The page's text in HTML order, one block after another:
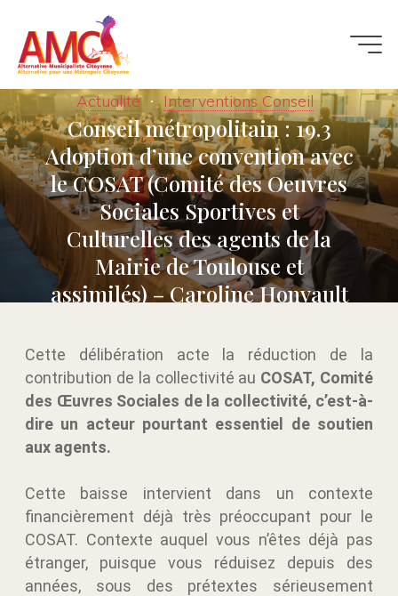
Actualité Interventions Conseil
Conseil métropolitain : 19.3
Adoption d’une convention avec
le COSAT (Comité des Oeuvres
Sociales Sportives et
Culturelles des agents de la
Mairie de Toulouse et
assimilés) – Caroline Honvault
Cette délibération acte la réduction de la
contribution de la collectivité au COSAT, Comité
des Œuvres Sociales de la collectivité, c’est-à-
dire un acteur pourtant essentiel de soutien
aux agents.
Cette baisse intervient dans un contexte
financièrement déjà très préoccupant pour le
COSAT. Contexte auquel vous n’êtes déjà pas
étranger, puisque vous réduisez depuis des
années, sous des prétextes sérieusement